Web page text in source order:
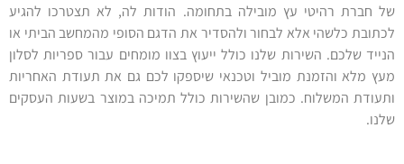
של חברת רהיטי עץ מובילה בתחומה. הודות לה, לא תצטרכו להגיע
לכתובת כלשהי אלא לבחור ולהסדיר את הדגם הסופי מהמחשב הביתי או
הנייד שלכם. השירות שלנו כולל ייעוץ בצוו מומחים עבור ספריות לסלון
מעץ מלא והזמנת מוביל וטכנאי שיספקו לכם גם את תעודת האחריות
ותעודת המשלוח. כמובן שהשירות כולל תמיכה במוצר בשעות העסקים
שלנו.